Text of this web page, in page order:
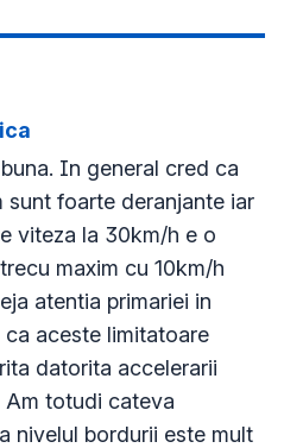
In general cred ca
sunt foarte deranjante iar
viteza la 30km/h e o
maxim cu 10km/h
atentia primariei in
aceste limitatoare
datorita accelerarii
Am totudi cateva
nivelul bordurii este mult